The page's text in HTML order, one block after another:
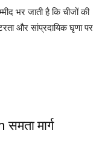
भर जाती है कि चीजों की
और सांप्रदायिक घृणा पर
मार्ग